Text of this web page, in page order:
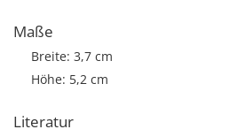
Maße
Breite: 3,7 cm
Höhe: 5,2 cm
Literatur